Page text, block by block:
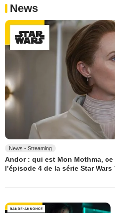
News
News - Streaming
Andor : qui est Mon Mothma,
l’épisode 4 de la série Star Wars